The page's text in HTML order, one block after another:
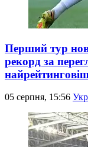
Перший тур
рекорд за
05 серпня, 15:56